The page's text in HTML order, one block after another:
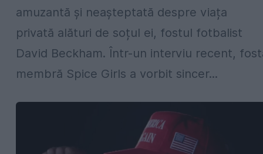
amuzantă și neașteptată despre viața
privată alături de soțul ei, fostul fotbalist
David Beckham. Într-un interviu recent,
membră Spice Girls a vorbit sincer...